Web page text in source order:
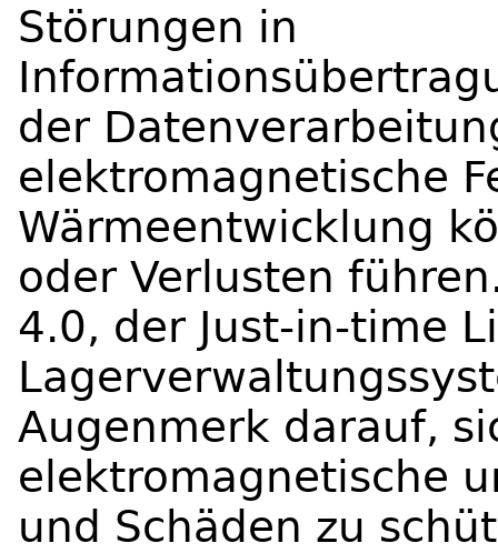
Störungen in
der
elektromagnetische
Wärmeentwicklung
oder Verlusten
4.0, der Just-in-time
Augenmerk darauf,
elektromagnetische
und Schäden zu